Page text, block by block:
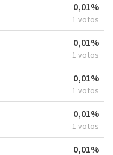
0,01%
1 votos
0,01%
1 votos
0,01%
1 votos
0,01%
1 votos
0,01%